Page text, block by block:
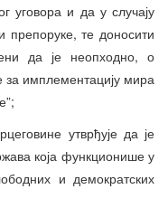
уговора и да у случају
препоруке, те доносити
да је неопходно, о
за имплементацију мира
утврђује да је
која функционише у
и демократских